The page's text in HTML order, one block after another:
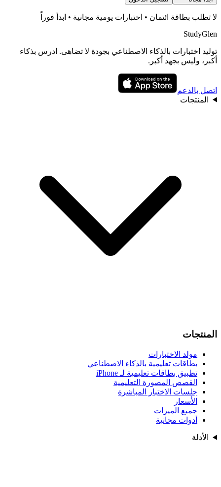
لا تطلب بطاقة ائتمان • اختبارات يومية مجانية • ابدأ فوراً
StudyGlen
توليد اختبارات بالذكاء الاصطناعي بجودة لا تضاهى. ادرس بذكاء
أكبر، وليس بجهد أكبر.
اتصل بالدعم
المنتجات
المنتجات
مولد الاختبارات
بطاقات تعليمية بالذكاء الاصطناعي
تطبيق بطاقات تعليمية لـ iPhone
القصص المصورة التعليمية
جلسات الاختبار المباشرة
الأسعار
جميع الميزات
أدوات مجانية
الأدلة